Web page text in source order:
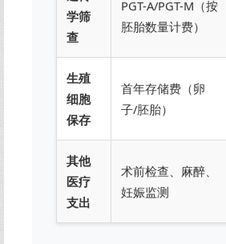
学筛
查
PGT-A/PGT-M（按
胚胎数量计费）
生殖
细胞
保存
首年存储费（卵
子/胚胎）
其他
医疗
支出
术前检查、麻醉、
妊娠监测